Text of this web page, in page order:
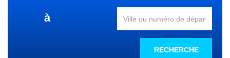
à
RECHERCHE